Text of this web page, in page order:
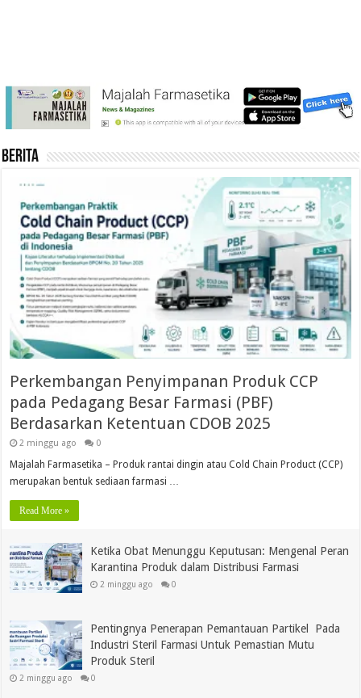
Berita
Perkembangan Penyimpanan Produk CCP
pada Pedagang Besar Farmasi (PBF)
Berdasarkan Ketentuan CDOB 2025
2 minggu ago 0
Majalah Farmasetika – Produk rantai dingin atau Cold Chain Product (CCP)
merupakan bentuk sediaan farmasi …
Read More »
Ketika Obat Menunggu Keputusan: Mengenal Peran
Karantina Produk dalam Distribusi Farmasi
2 minggu ago 0
Pentingnya Penerapan Pemantauan Partikel Pada
Industri Steril Farmasi Untuk Pemastian Mutu
Produk Steril
2 minggu ago 0